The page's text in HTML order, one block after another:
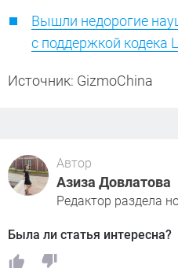
Вышли недорогие
с поддержкой кодека
Источник: GizmoChina
Автор
Азиза Довлатова
Редактор раздела
Была ли статья интересна?